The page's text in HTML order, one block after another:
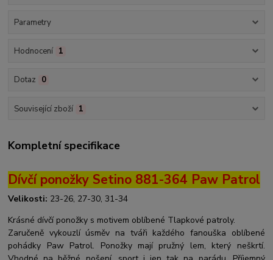
Parametry
Hodnocení 1
Dotaz 0
Související zboží 1
Kompletní specifikace
Dívčí ponožky Setino 881-364 Paw Patrol
Velikosti: 23-26, 27-30, 31-34
Krásné dívčí ponožky s motivem oblíbené Tlapkové patroly.
Zaručeně vykouzlí úsměv na tváři každého fanouška oblíbené
pohádky Paw Patrol. Ponožky mají pružný lem, který neškrtí.